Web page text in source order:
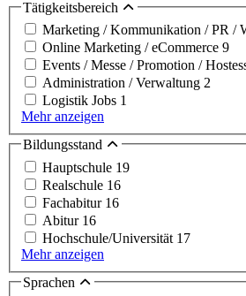
Tätigkeitsbereich
Marketing / Kommunikation / PR /
Online Marketing / eCommerce 9
Events / Messe / Promotion /
Administration / Verwaltung 2
Logistik Jobs 1
Mehr anzeigen
Bildungsstand
Hauptschule 19
Realschule 16
Fachabitur 16
Abitur 16
Hochschule/Universität 17
Mehr anzeigen
Sprachen